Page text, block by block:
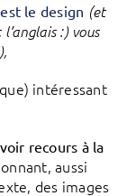
le design (et
:) vous
intéressant
recours à la
aussi
des images